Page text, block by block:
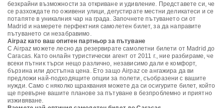
безкрайни възможности за откриване и удивление. Представете си, че
се разхождате по оживени улици, дегустирате местни деликатеси и се
потапяте в уникалния чар на града. Започнете пътуването си от
Madrid и намерете перфектния самолетен билет, за да направите
пътуването си незабравимо.
Airpaz като ваш опитен партньор за пътуване
С Airpaz можете лесно да резервирате самолетни билети от Madrid до
Caracas. Като онлайн туристически агент от 2011 г., ние разбираме, че
всеки пътник търси нещо различно, независимо дали е комфорт,
бързина или достъпна цена. Ето защо Airpaz се ангажира да ви
предложи най-подходящите опции за полети, съобразени с вашите
нужди. Само с няколко щраквания можете да си осигурите билет, който
ще превърне вашите планове за пътуване в безпроблемно и приятно
изживяване.